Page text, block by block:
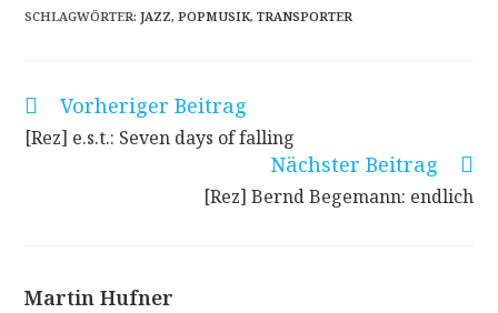
SCHLAGWÖRTER:JAZZ, POPMUSIK, TRANSPORTER
Weitere
Artikel
ansehen
Vorheriger Beitrag
[Rez] e.s.t.: Seven days of falling
Nächster Beitrag
[Rez] Bernd Begemann: endlich
Martin Hufner